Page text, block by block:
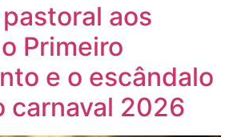
aos
Primeiro
e o escândalo
carnaval 2026